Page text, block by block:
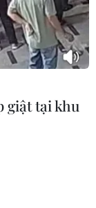
giật tại khu